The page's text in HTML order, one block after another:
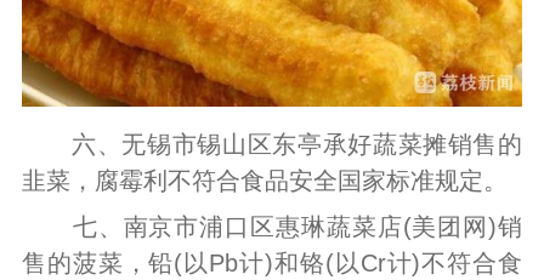
六、无锡市锡山区东亭承好蔬菜摊销售的
韭菜，腐霉利不符合食品安全国家标准规定。
七、南京市浦口区惠琳蔬菜店(美团网)销
售的菠菜，铅(以Pb计)和铬(以Cr计)不符合食